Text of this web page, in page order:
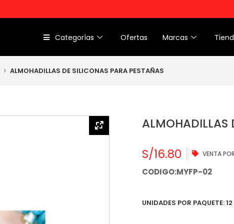
Categorías Ofertas Marcas
ALMOHADILLAS DE SILICONAS PARA PESTAÑAS
ALMOHADILLAS
S/16.80 VENTA
CODIGO:MYFP-02
UNIDADES POR PAQUETE: 12